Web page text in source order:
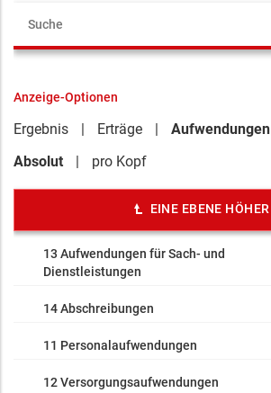
Anzeige-Optionen
Ergebnis Erträge
Aufwendungen
Absolut
pro Kopf
EINE EBENE HÖHER
13 Aufwendungen für Sach- und
Dienstleistungen
14 Abschreibungen
11 Personalaufwendungen
12 Versorgungsaufwendungen